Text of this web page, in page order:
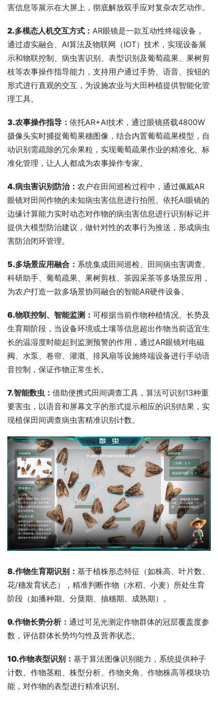
害信息等展示在大屏上，彻底解放双手应对复杂农艺动作。
2.‌多模态人机交互方式： AR眼镜是一款互动性终端设备，
通过虚实融合、AI算法及物联网（IOT）技术，实现设备展
示和物联控制、病虫害识别、表型识别及葡萄疏果、果树剪
枝等农事操作指导能力，支持用户通过手势、语音、按钮的
形式进行直观的交互，为设施农业与大田种植提供智能化管
理工具。
3.农事操作指导： 依托AR+AI技术，通过眼镜搭载4800W
摄像头实时捕捉葡萄果穗图像，结合内置葡萄疏果模型，自
动识别需疏除的冗余果粒，实现葡萄疏果作业的精准化、标
准化管理，让人人都成为农事操作专家。
4.病虫害识别防治： 农户在田间巡检过程中，通过佩戴AR
眼镜对田间作物的未知病虫害信息进行拍照。依托AI眼镜的
边缘计算能力实时动态对作物的病虫害信息进行识别标记并
提供大模型防治建议，做针对性的农事行为推送，形成病虫
害防治闭环管理。
5.多场景应用融合： 系统集成田间巡检、田间病虫害调查、
科研助手、葡萄疏果、果树剪枝、茶园采茶等多场景应用，
为农户打造一款多场景协同融合的智能AR硬件设备。
6.物联控制、 智能监测： 可根据当前作物种植情况、长势及
生育期阶段，当设备环境或土壤等信息超出作物当前适宜生
长的温湿度时能起到监测预警的作用，通过AR眼镜对电磁
阀、水泵、卷帘、灌溉、排风扇等设施终端设备进行手动语
音控制，保证作物正常生长。
7.智能数虫： 借助便携式田间调查工具，算法可识别13种重
要害虫，以语音和屏幕文字的形式提示相应的识别结果，实
现植保田间调查病虫害精准识别计数。
8.作物生育期识别： 基于植株形态特征（如株高、叶片数、
花/穗发育状态），精准判断作物（水稻、小麦）所处生育
阶段（如播种期、分蘖期、抽穗期、成熟期）。
9.作物长势分析： 通过可见光测定作物群体的冠层覆盖度参
数，评估群体长势均匀性及营养状态。
10.作物表型识别： 基于算法图像识别能力，系统提供种子
计数、作物茎粗、株型分析、作物夹角、作物株高等模块功
能，对作物的表型进行精准识别。